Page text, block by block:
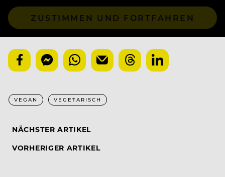
ZUSTIMMEN UND FORTFAHREN
VEGAN VEGETARISCH
NÄCHSTER ARTIKEL
VORHERIGER ARTIKEL